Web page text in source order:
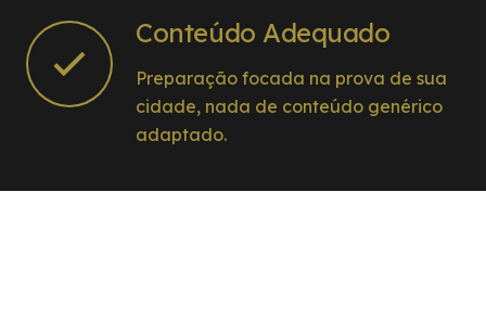
Conteúdo Adequado
Preparação focada na prova de sua
cidade, nada de conteúdo genérico
adaptado.